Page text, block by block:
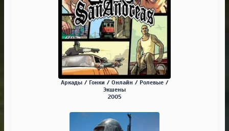
Аркады / Гонки / Онлайн / Ролевые /
Экшены
2005